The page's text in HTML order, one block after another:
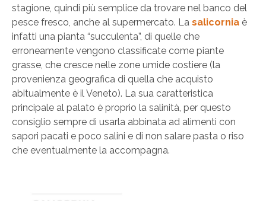
stagione, quindi più semplice da trovare nel banco del
pesce fresco, anche al supermercato. La salicornia è
infatti una pianta “succulenta”, di quelle che
erroneamente vengono classificate come piante
grasse, che cresce nelle zone umide costiere (la
provenienza geografica di quella che acquisto
abitualmente è il Veneto). La sua caratteristica
principale al palato è proprio la salinità, per questo
consiglio sempre di usarla abbinata ad alimenti con
sapori pacati e poco salini e di non salare pasta o riso
che eventualmente la accompagna.